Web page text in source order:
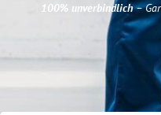
100% unverbindlich–